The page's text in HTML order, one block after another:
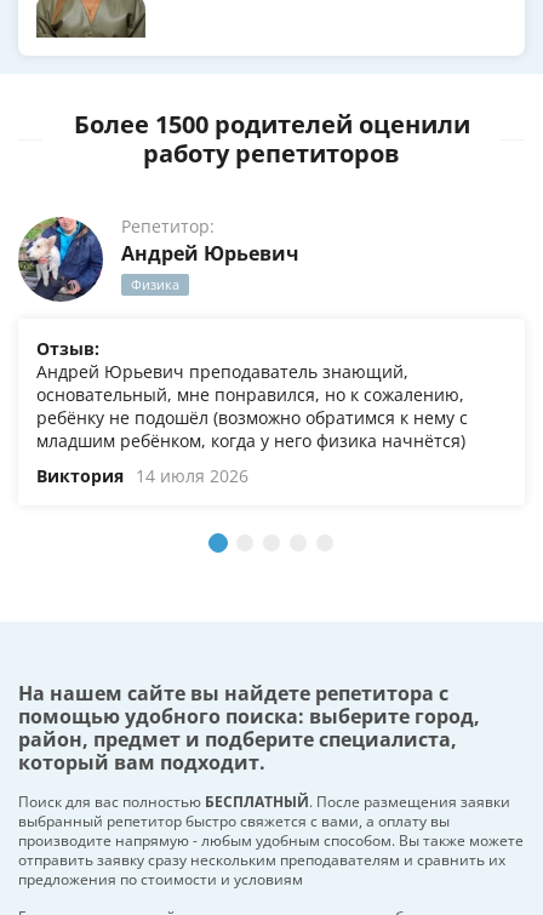
Более 1500 родителей оценили
работу репетиторов
Репетитор:
Андрей Юрьевич
Физика
Отзыв:
Андрей Юрьевич преподаватель знающий,
основательный, мне понравился, но к сожалению,
ребёнку не подошёл (возможно обратимся к нему с
младшим ребёнком, когда у него физика начнётся)
Виктория 14 июля 2026
На нашем сайте вы найдете репетитора с
помощью удобного поиска: выберите город,
район, предмет и подберите специалиста,
который вам подходит.
Поиск для вас полностью БЕСПЛАТНЫЙ. После размещения заявки
выбранный репетитор быстро свяжется с вами, а оплату вы
производите напрямую - любым удобным способом. Вы также можете
отправить заявку сразу нескольким преподавателям и сравнить их
предложения по стоимости и условиям